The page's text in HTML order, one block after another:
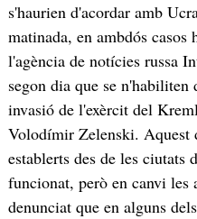
s'haurien d'acordar amb
matinada, en ambdós
l'agència de notícies russa
segon dia que se n'habiliten
invasió de l'exèrcit del
Volodímir Zelenski. Aquest
establerts des de les ciutats
funcionat, però en canvi les
denunciat que en alguns